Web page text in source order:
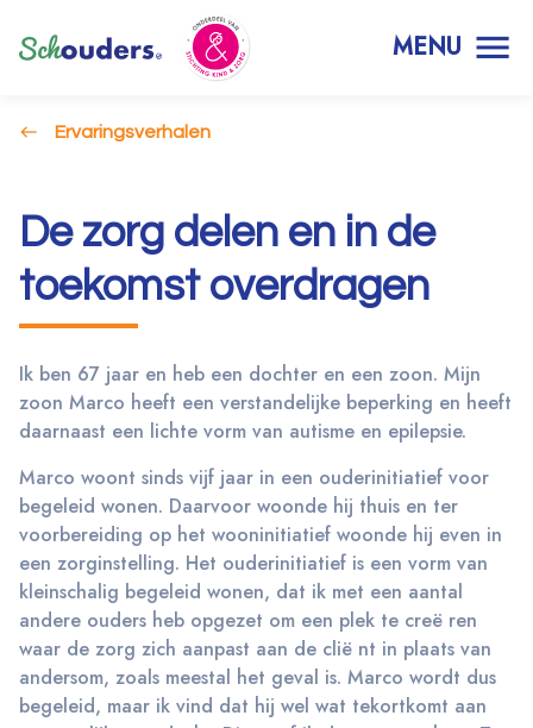
MENU
Ervaringsverhalen
De zorg delen en in de
toekomst overdragen
Ik ben 67 jaar en heb een dochter en een zoon. Mijn
zoon Marco heeft een verstandelijke beperking en heeft
daarnaast een lichte vorm van autisme en epilepsie.
Marco woont sinds vijf jaar in een ouderinitiatief voor
begeleid wonen. Daarvoor woonde hij thuis en ter
voorbereiding op het wooninitiatief woonde hij even in
een zorginstelling. Het ouderinitiatief is een vorm van
kleinschalig begeleid wonen, dat ik met een aantal
andere ouders heb opgezet om een plek te creë ren
waar de zorg zich aanpast aan de clië nt in plaats van
andersom, zoals meestal het geval is. Marco wordt dus
begeleid, maar ik vind dat hij wel wat tekortkomt aan